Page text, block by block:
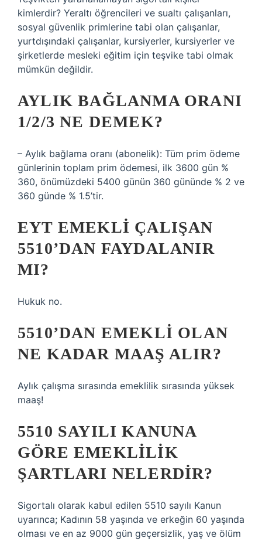
kimlerdir? Yeraltı öğrencileri ve sualtı çalışanları,
sosyal güvenlik primlerine tabi olan çalışanlar,
yurtdışındaki çalışanlar, kursiyerler, kursiyerler ve
şirketlerde mesleki eğitim için teşvike tabi olmak
mümkün değildir.
AYLIK BAĞLANMA ORANI
1/2/3 NE DEMEK?
– Aylık bağlama oranı (abonelik): Tüm prim ödeme
günlerinin toplam prim ödemesi, ilk 3600 gün %
360, önümüzdeki 5400 günün 360 gününde % 2 ve
360 ​​günde % 1.5’tir.
EYT EMEKLI ÇALIŞAN
5510’DAN FAYDALANIR
MI?
Hukuk no.
5510’DAN EMEKLI OLAN
NE KADAR MAAŞ ALIR?
Aylık çalışma sırasında emeklilik sırasında yüksek
maaş!
5510 SAYILI KANUNA
GÖRE EMEKLILIK
ŞARTLARI NELERDIR?
Sigortalı olarak kabul edilen 5510 sayılı Kanun
uyarınca; Kadının 58 yaşında ve erkeğin 60 yaşında
olması ve en az 9000 gün geçersizlik, yaş ve ölüm